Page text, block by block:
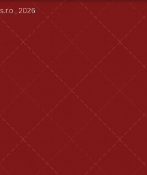
2026